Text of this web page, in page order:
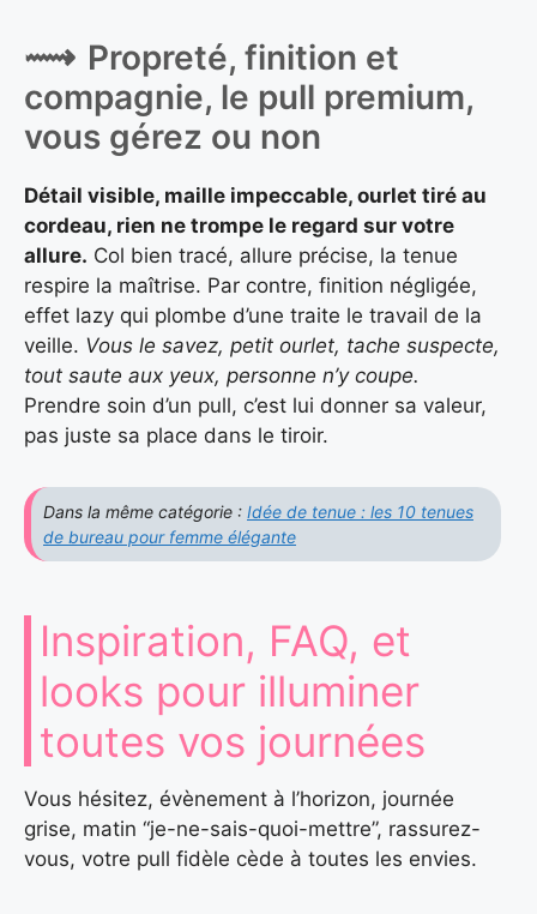
Propreté, finition et
compagnie, le pull premium,
vous gérez ou non
Détail visible, maille impeccable, ourlet tiré au
cordeau, rien ne trompe le regard sur votre
allure. Col bien tracé, allure précise, la tenue
respire la maîtrise. Par contre, finition négligée,
effet lazy qui plombe d’une traite le travail de la
veille. Vous le savez, petit ourlet, tache suspecte,
tout saute aux yeux, personne n’y coupe.
Prendre soin d’un pull, c’est lui donner sa valeur,
pas juste sa place dans le tiroir.
Dans la même catégorie : Idée de tenue : les 10 tenues
de bureau pour femme élégante
Inspiration, FAQ, et
looks pour illuminer
toutes vos journées
Vous hésitez, évènement à l’horizon, journée
grise, matin “je-ne-sais-quoi-mettre”, rassurez-
vous, votre pull fidèle cède à toutes les envies.